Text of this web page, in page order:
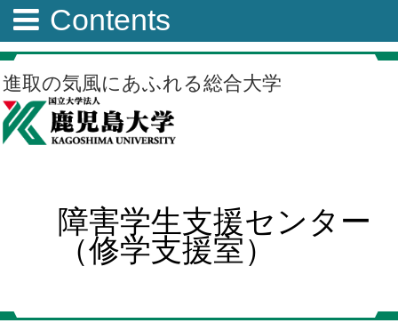
進取の気風にあふれる総合大学
障害学生支援センター
（修学支援室）
Contents